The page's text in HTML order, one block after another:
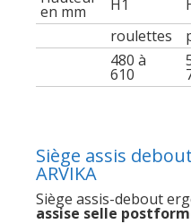
en mm H1
roulettes
480 à
610
Siège assis
ARVIKA
Siège assis-debout
assise selle